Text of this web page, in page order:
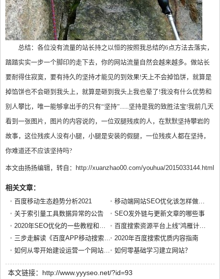
总结：各位没有流量的站长持之以恒的按照我总结的6点方法去落实，
踏踏实实一步一个脚印的走下去，你的网站流量自然会越来越多。做站长
要耐得住寂寞，要有持久的坚持才能见的到效果!天上不会掉馅饼，就算是
掉馅饼也不会砸到我头上，就算是砸到我头上我也晕了!我没有什么优势和
别人攀比，唯一能够拿出手的只有“坚持”......坚持是我的致胜法宝!我前几天
看到一张图片，图片的内容说的，一位双腿残疾的人，在默默坚持攀岩的
故事，这位残疾人没有小腿，小腿是安装的假腿，一位残疾人都在坚持，
你难道还不应该坚持吗?
本文由扬扬编辑，转自：http://xuanzhao00.com/youhua/2015033144.html
相关文章：
百度移动生态趋势分析2021
移动端网站SEO优化该怎样做？值得一看
关于索引量工具数据异常的公告
SEO发外链与更新文章的哪些事
2020年SEO优化的一些教程和方法思路分享
百度搜索资源平台上线“鸿雁计划”，为生态开发者传递搜索用户声音
三步走解读《百度APP移动搜索落地页体验白皮书5.0》
2020年百度搜索优质内容指南
如何从零开始建设运营一个网站呢？需要做些什么？
如何零基础学习建立网站？
本文链接： http://www.yyyseo.net/?id=93